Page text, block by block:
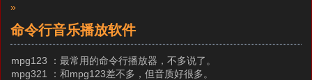
»
命令行音乐播放软件
mpg123 ：最常用的命令行播放器，不多说了。
mpg321 ：和mpg123差不多，但音质好很多。